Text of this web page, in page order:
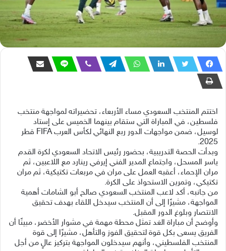
اختتم المنتخب السعودي مساء الأربعاء، تحضيراته لمواجهة منتخب
فلسطين، في المباراة التي ستقام بينهما الخميس على إستاد
لوسيل، ضمن مواجهات الدور ربع النهائي لكأس العرب FIFA قطر
2025.
وبدأت الحصة التدريبية، بحضور رئيس الاتحاد السعودي لكرة القدم
ياسر المسحل، واجتماع المدير الفني إيرفي رينارد مع اللاعبين، ثم
مران الإحماء، أعقبه العمل على مران في مربعات تكتيكية، ثم مران
تكتيكي، وتمرين الاستحواذ على الكرة.
‎من جانبه، أكد لاعب المنتخب السعودي صالح أبو الشامات أهمية
المواجهة، مشيرًا إلى أن المنتخب سيدخل اللقاء بهدف تحقيق
الانتصار وبلوغ الدور المقبل.
‎وأوضح أن مباراة الغد تمثل محطة مهمة في مشوار الأخضر، مبينًا أن
الفريق يسعى بكل قوة لتحقيق الفوز والتأهل، مشيرًا إلى قوة
المنتخب الفلسطيني، وأنهم سيدخلون المواجهة بتركيز عالٍ من أجل